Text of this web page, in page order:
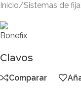
Inicio/Sistemas de
Clavos
Comparar